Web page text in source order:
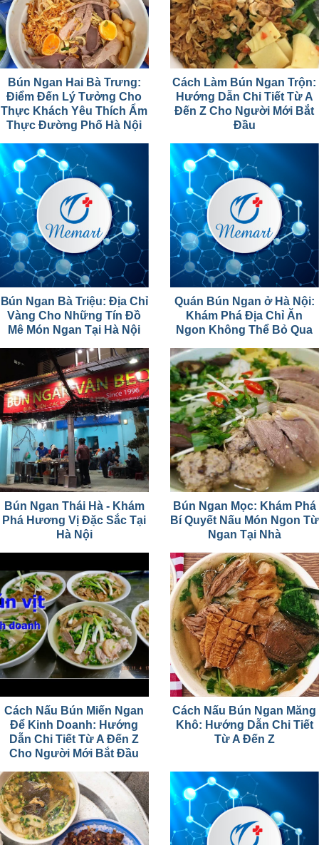
Bún Ngan Hai Bà Trưng:
Điểm Đến Lý Tưởng Cho
Thực Khách Yêu Thích Ẩm
Thực Đường Phố Hà Nội
Cách Làm Bún Ngan Trộn:
Hướng Dẫn Chi Tiết Từ A
Đến Z Cho Người Mới Bắt
Đầu
Bún Ngan Bà Triệu: Địa Chỉ
Vàng Cho Những Tín Đồ
Mê Món Ngan Tại Hà Nội
Quán Bún Ngan ở Hà Nội:
Khám Phá Địa Chỉ Ăn
Ngon Không Thể Bỏ Qua
Bún Ngan Thái Hà - Khám
Phá Hương Vị Đặc Sắc Tại
Hà Nội
Bún Ngan Mọc: Khám Phá
Bí Quyết Nấu Món Ngon Từ
Ngan Tại Nhà
Cách Nấu Bún Miến Ngan
Để Kinh Doanh: Hướng
Dẫn Chi Tiết Từ A Đến Z
Cho Người Mới Bắt Đầu
Cách Nấu Bún Ngan Măng
Khô: Hướng Dẫn Chi Tiết
Từ A Đến Z